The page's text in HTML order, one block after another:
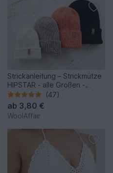
Strickanleitung – Strickmütze
HIPSTAR - alle Größen -
unisex - No.255
(47)
ab 3,80 €
WoolAffair